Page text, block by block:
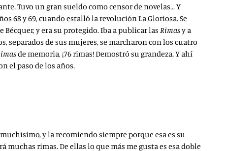
Tuvo un gran sueldo como censor de novelas… Y
68 y 69, cuando estalló la revolución La Gloriosa. Se
y era su protegido. Iba a publicar las Rimasy a
separados de sus mujeres, se marcharon con los cuatro
de memoria, ¡76 rimas! Demostró su grandeza. Y ahí
el paso de los años.
y la recomiendo siempre porque esa es su
rimas. De ellas lo que más me gusta es esa doble